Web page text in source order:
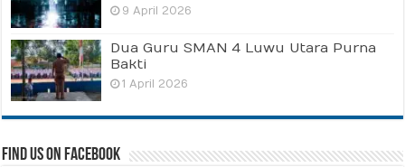
9 April 2026
Dua Guru SMAN 4 Luwu Utara Purna
Bakti
1 April 2026
Find us on Facebook